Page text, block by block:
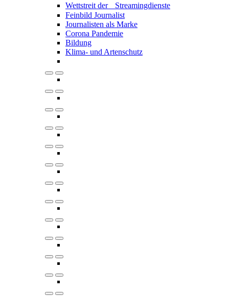
Wettstreit der Streamingdienste
Feinbild Journalist
Journalisten als Marke
Corona Pandemie
Bildung
Klima- und Artenschutz